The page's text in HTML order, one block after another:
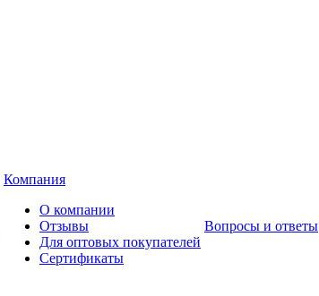
Компания
О компании
Отзывы
Для оптовых покупателей
Сертификаты
Вопросы и ответы